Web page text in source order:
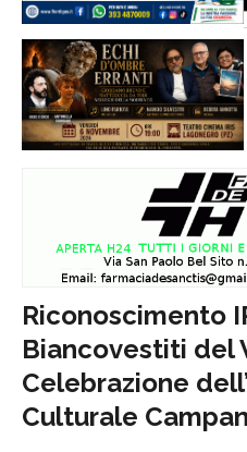
Riconoscimento
Biancovestiti del
Celebrazione
Culturale